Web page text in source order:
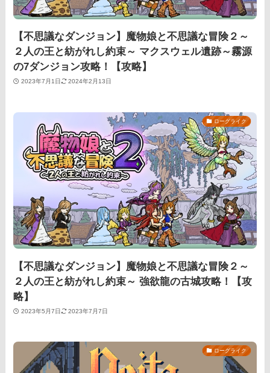
【不思議なダンジョン】魔物娘と不思議な冒険２～
２人の王と紡がれし約束～ マクスウェル遺跡～霧源
の7ダンジョン攻略！【攻略】
2023年7月1日 2024年2月13日
ローグライク
【不思議なダンジョン】魔物娘と不思議な冒険２～
２人の王と紡がれし約束～ 強欲龍の古城攻略！【攻
略】
2023年5月7日 2023年7月7日
ローグライク